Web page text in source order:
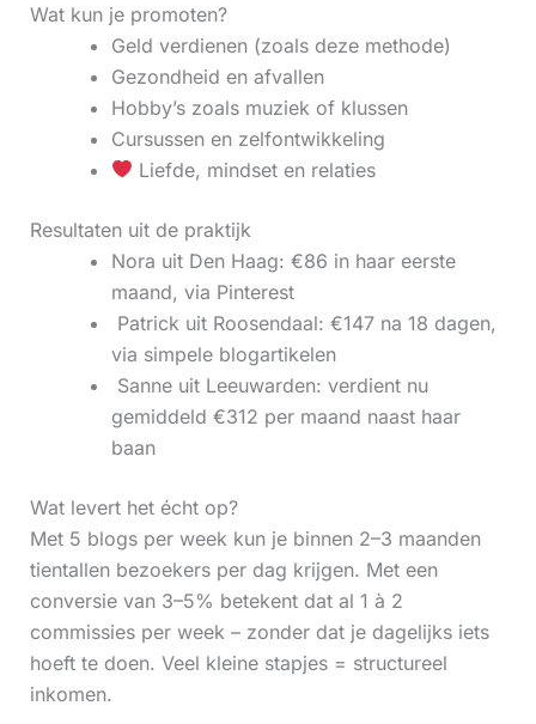
Wat kun je promoten?
Geld verdienen (zoals deze methode)
Gezondheid en afvallen
Hobby’s zoals muziek of klussen
Cursussen en zelfontwikkeling
Liefde, mindset en relaties
Resultaten uit de praktijk
Nora uit Den Haag: €86 in haar eerste
maand, via Pinterest
‍ Patrick uit Roosendaal: €147 na 18 dagen,
via simpele blogartikelen
‍ Sanne uit Leeuwarden: verdient nu
gemiddeld €312 per maand naast haar
baan
Wat levert het écht op?
Met 5 blogs per week kun je binnen 2–3 maanden
tientallen bezoekers per dag krijgen. Met een
conversie van 3–5% betekent dat al 1 à 2
commissies per week – zonder dat je dagelijks iets
hoeft te doen. Veel kleine stapjes = structureel
inkomen.